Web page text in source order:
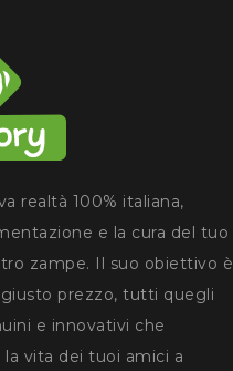
realtà 100% italiana,
e la cura del tuo
zampe. Il suo obiettivo è
prezzo, tutti quegli
e innovativi che
vita dei tuoi amici a